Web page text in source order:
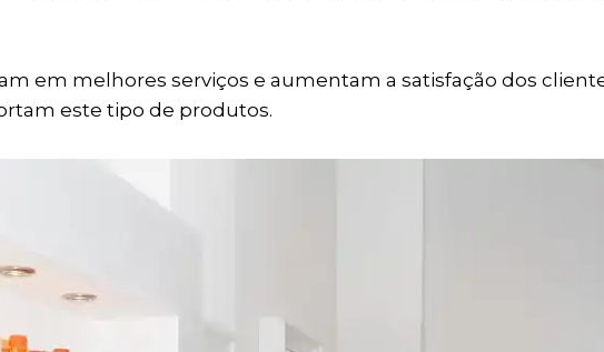
em melhores serviços e aumentam a satisfação dos
este tipo de produtos.